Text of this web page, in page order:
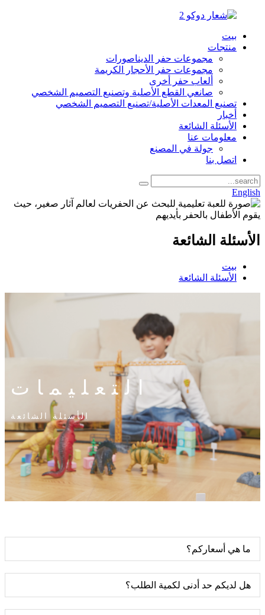
بيت
منتجات
مجموعات حفر الديناصورات
مجموعات حفر الأحجار الكريمة
ألعاب حفر أخرى
صانعي القطع الأصلية وتصنيع التصميم الشخصي
تصنيع المعدات الأصلية/تصنيع التصميم الشخصي
أخبار
الأسئلة الشائعة
معلومات عنا
جولة في المصنع
اتصل بنا
English
الأسئلة الشائعة
بيت
الأسئلة الشائعة
التعليمات
الأسئلة الشائعة
ما هي أسعاركم؟
هل لديكم حد أدنى لكمية الطلب؟